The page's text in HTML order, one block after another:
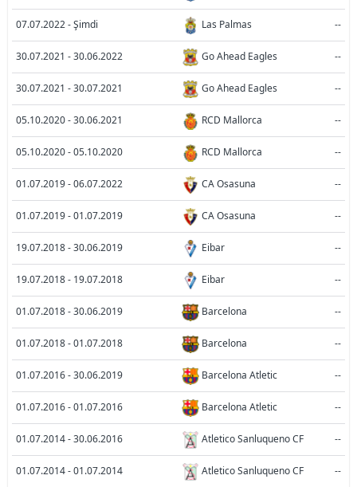
07.07.2022 - Şimdi Las Palmas --
30.07.2021 - 30.06.2022 Go Ahead Eagles --
30.07.2021 - 30.07.2021 Go Ahead Eagles --
05.10.2020 - 30.06.2021 RCD Mallorca --
05.10.2020 - 05.10.2020 RCD Mallorca --
01.07.2019 - 06.07.2022 CA Osasuna --
01.07.2019 - 01.07.2019 CA Osasuna --
19.07.2018 - 30.06.2019 Eibar --
19.07.2018 - 19.07.2018 Eibar --
01.07.2018 - 30.06.2019 Barcelona --
01.07.2018 - 01.07.2018 Barcelona --
01.07.2016 - 30.06.2019 Barcelona Atletic --
01.07.2016 - 01.07.2016 Barcelona Atletic --
01.07.2014 - 30.06.2016 Atletico Sanluqueno CF --
01.07.2014 - 01.07.2014 Atletico Sanluqueno CF --